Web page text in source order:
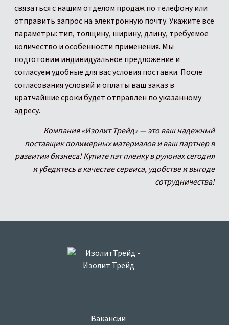
связаться с нашим отделом продаж по телефону или
отправить запрос на электронную почту. Укажите все
параметры: тип, толщину, ширину, длину, требуемое
количество и особенности применения. Мы
подготовим индивидуальное предложение и
согласуем удобные для вас условия поставки. После
согласования условий и оплаты ваш заказ в
кратчайшие сроки будет отправлен по указанному
адресу.
Компания «Изолит Трейд» — это ваш надежный
поставщик полимерных материалов и ваш партнер в
развитии бизнеса! Купите пэт пленку в рулонах сегодня
и убедитесь в качестве сервиса, удобстве и выгоде
сотрудничества!
Вакансии